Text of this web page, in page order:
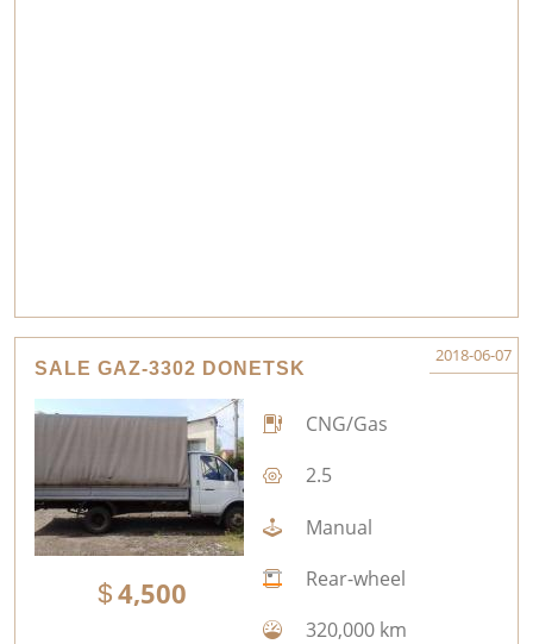
SALE GAZ-3302 DONETSK
2018-06-07
4,500
CNG/Gas
2.5
Manual
Rear-wheel
320,000 km